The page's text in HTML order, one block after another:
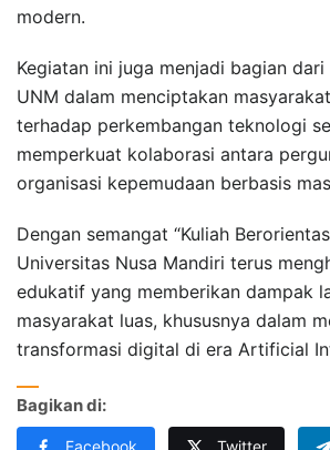
modern.
Kegiatan ini juga menjadi bagian
UNM dalam menciptakan
terhadap perkembangan teknologi
memperkuat kolaborasi antara
organisasi kepemudaan berbasis
Dengan semangat “Kuliah
Universitas Nusa Mandiri terus
edukatif yang memberikan dampak
masyarakat luas, khususnya dalam
transformasi digital di era Artificial
Bagikan di: